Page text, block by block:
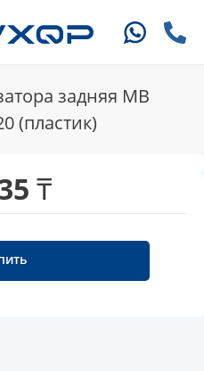
задняя MB
(пластик)
₸